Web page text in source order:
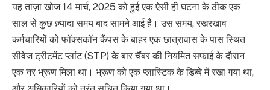
यह ताज़ा खोज 14 मार्च, 2025 को हुई एक ऐसी ही घटना के ठीक एक
साल से कुछ ज़्यादा समय बाद सामने आई है। उस समय, रखरखाव
कर्मचारियों को फॉक्सकॉन कैंपस के बाहर एक छात्रावास के पास स्थित
सीवेज ट्रीटमेंट प्लांट (STP) के बार चैंबर की नियमित सफाई के दौरान
एक नर भ्रूण मिला था। भ्रूण को एक प्लास्टिक के डिब्बे में रखा गया था,